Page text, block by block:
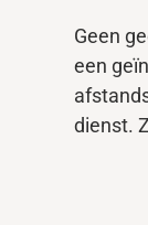
Over
Geen
een
dienst.